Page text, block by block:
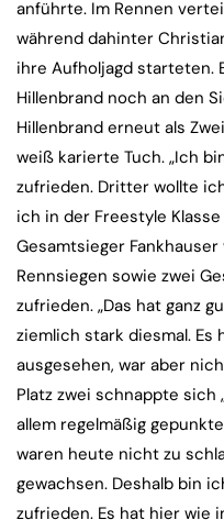
anführte. Im Rennen
während dahinter
ihre Aufholjagd starteten.
Hillenbrand noch an den
Hillenbrand erneut als
weiß karierte Tuch. „Ich
zufrieden. Dritter wollte
ich in der Freestyle
Gesamtsieger
Rennsiegen sowie zwei
zufrieden. „Das hat ganz
ziemlich stark diesmal.
ausgesehen, war aber
Platz zwei schnappte sich
allem regelmäßig
waren heute nicht zu
gewachsen. Deshalb bin
zufrieden. Es hat hier wie